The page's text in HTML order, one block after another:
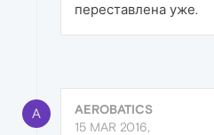
переставлена уже.
A
AEROBATICS
15 MAR 2016,